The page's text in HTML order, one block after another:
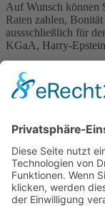
Auf Wunsch können
Raten zahlen,
aussschließlich für
KGaA, Harry-
Kontaktieren
E-Mail
Betreff